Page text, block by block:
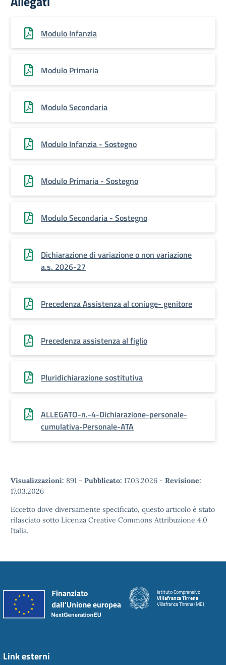
Modulo Infanzia
Modulo Primaria
Modulo Secondaria
Modulo Infanzia - Sostegno
Modulo Primaria - Sostegno
Modulo Secondaria - Sostegno
Dichiarazione di variazione o non variazione
a.s. 2026-27
Precedenza Assistenza al coniuge- genitore
Precedenza assistenza al figlio
Pluridichiarazione sostitutiva
ALLEGATO-n.-4-Dichiarazione-personale-
cumulativa-Personale-ATA
Visualizzazioni: 891 - Pubblicato: 17.03.2026 - Revisione:
17.03.2026
Eccetto dove diversamente specificato, questo articolo è stato
rilasciato sotto Licenza Creative Commons Attribuzione 4.0
Italia.
Istituto Comprensivo
Villafranca Tirrena
Villafranca Tirrena (ME)
Link esterni